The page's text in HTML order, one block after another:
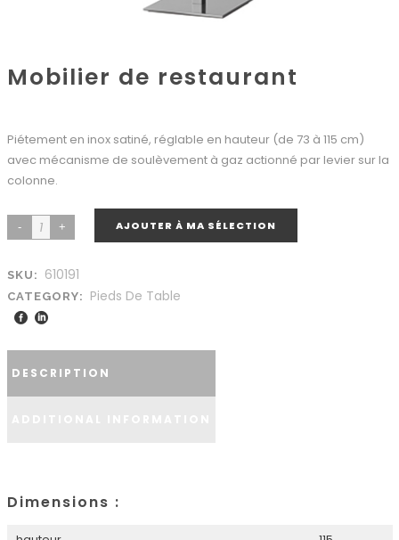
Mobilier de restaurant
Piétement en inox satiné, réglable en hauteur (de 73 à 115 cm)
avec mécanisme de soulèvement à gaz actionné par levier sur la
colonne.
AJOUTER À MA SÉLECTION
SKU: 610191
CATEGORY: Pieds De Table
DESCRIPTION
Dimensions :